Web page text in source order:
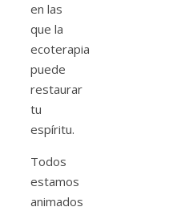
en las
que la
ecoterapia
puede
restaurar
tu
espíritu.
Todos
estamos
animados